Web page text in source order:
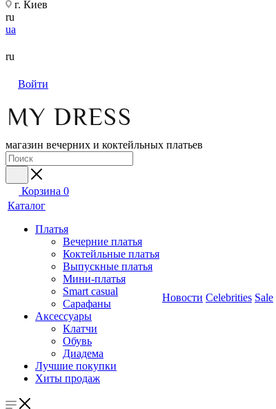
г. Киев
ru
ua
ru
Войти
магазин вечерних и коктейльных платьев
Корзина 0
Каталог
Платья
Вечерние платья
Коктейльные платья
Выпускные платья
Мини-платья
Smart casual
Сарафаны
Аксессуары
Клатчи
Обувь
Диадема
Лучшие покупки
Хиты продаж
Новости Celebrities Sale